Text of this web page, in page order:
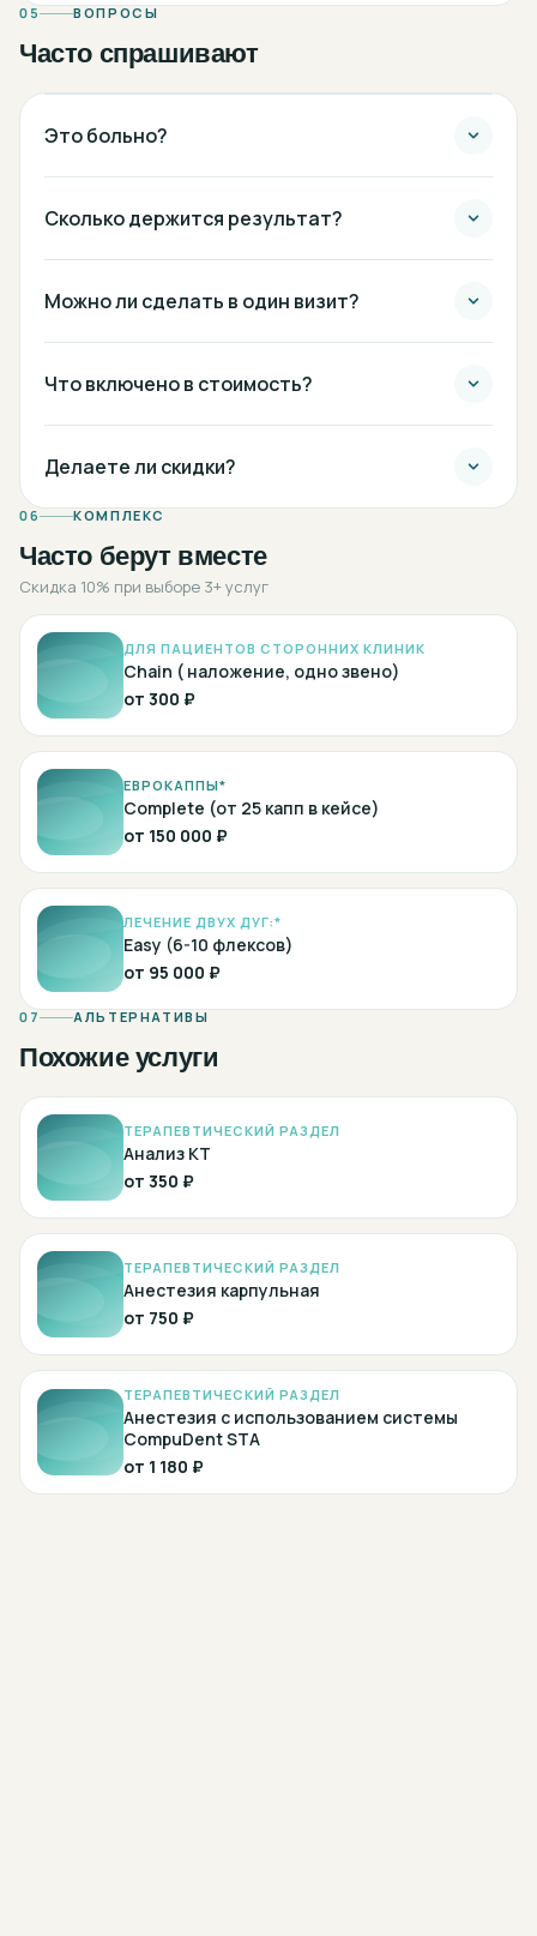
05 ВОПРОСЫ
Часто спрашивают
Это больно?
Сколько держится результат?
Можно ли сделать в один визит?
Что включено в стоимость?
Делаете ли скидки?
06 КОМПЛЕКС
Часто берут вместе
Скидка 10% при выборе 3+ услуг
ДЛЯ ПАЦИЕНТОВ СТОРОННИХ КЛИНИК
Chain ( наложение, одно звено)
от 300 ₽
ЕВРОКАППЫ*
Complete (от 25 капп в кейсе)
от 150 000 ₽
ЛЕЧЕНИЕ ДВУХ ДУГ:*
Easy (6-10 флексов)
от 95 000 ₽
07 АЛЬТЕРНАТИВЫ
Похожие услуги
ТЕРАПЕВТИЧЕСКИЙ РАЗДЕЛ
Анализ КТ
от 350 ₽
ТЕРАПЕВТИЧЕСКИЙ РАЗДЕЛ
Анестезия карпульная
от 750 ₽
ТЕРАПЕВТИЧЕСКИЙ РАЗДЕЛ
Анестезия с использованием системы
СompuDent STА
от 1 180 ₽